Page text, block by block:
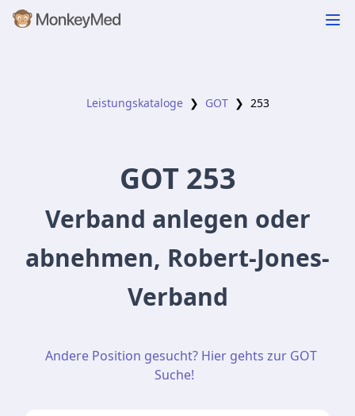
Leistungskataloge ❯ GOT ❯ 253
GOT 253
Verband anlegen oder
abnehmen, Robert-Jones-
Verband
Andere Position gesucht? Hier gehts zur GOT
Suche!